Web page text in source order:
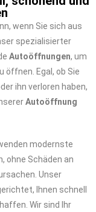
wenn Sie sich aus
spezialisierter
Autoöffnungen, um
öffnen. Egal, ob Sie
ihn verloren haben,
Autoöffnung
modernste
ohne Schäden an
Unser
Ihnen schnell
Wir sind Ihr